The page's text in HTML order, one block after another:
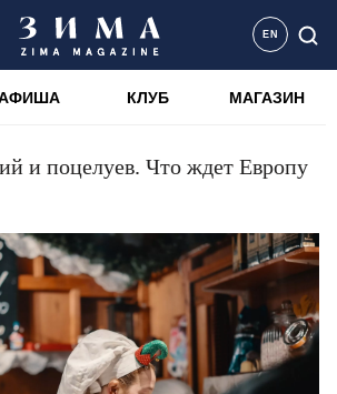
EN
КЛУБ МАГАЗИН
и поцелуев. Что ждет Европу